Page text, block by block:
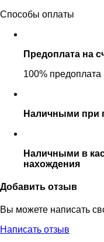
Способы оплаты
Предоплата на
100% предоплата
Наличными при
Наличными в
нахождения
Добавить отзыв
Вы можете написать
Написать отзыв